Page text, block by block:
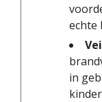
echte
in